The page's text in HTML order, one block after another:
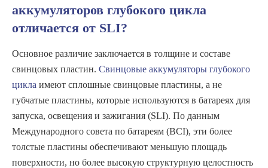
аккумуляторов глубокого цикла
отличается от SLI?
Основное различие заключается в толщине и составе
свинцовых пластин. Свинцовые аккумуляторы глубокого
цикла имеют сплошные свинцовые пластины, а не
губчатые пластины, которые используются в батареях для
запуска, освещения и зажигания (SLI). По данным
Международного совета по батареям (BCI), эти более
толстые пластины обеспечивают меньшую площадь
поверхности, но более высокую структурную целостность